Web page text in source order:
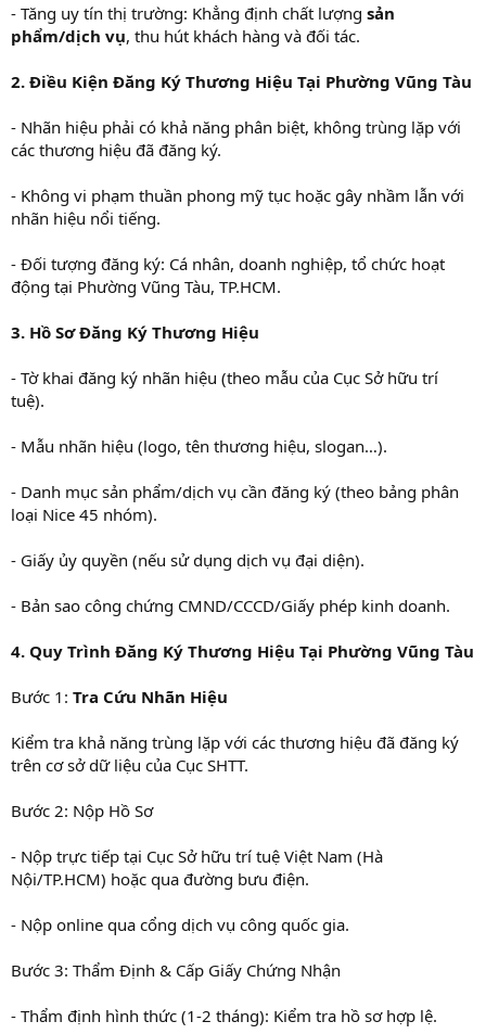
- Tăng uy tín thị trường: Khẳng định chất lượng sản
phẩm/dịch vụ, thu hút khách hàng và đối tác.
2. Điều Kiện Đăng Ký Thương Hiệu Tại Phường Vũng Tàu
- Nhãn hiệu phải có khả năng phân biệt, không trùng lặp với
các thương hiệu đã đăng ký.
- Không vi phạm thuần phong mỹ tục hoặc gây nhầm lẫn với
nhãn hiệu nổi tiếng.
- Đối tượng đăng ký: Cá nhân, doanh nghiệp, tổ chức hoạt
động tại Phường Vũng Tàu, TP.HCM.
3. Hồ Sơ Đăng Ký Thương Hiệu
- Tờ khai đăng ký nhãn hiệu (theo mẫu của Cục Sở hữu trí
tuệ).
- Mẫu nhãn hiệu (logo, tên thương hiệu, slogan…).
- Danh mục sản phẩm/dịch vụ cần đăng ký (theo bảng phân
loại Nice 45 nhóm).
- Giấy ủy quyền (nếu sử dụng dịch vụ đại diện).
- Bản sao công chứng CMND/CCCD/Giấy phép kinh doanh.
4. Quy Trình Đăng Ký Thương Hiệu Tại Phường Vũng Tàu
Bước 1: Tra Cứu Nhãn Hiệu
Kiểm tra khả năng trùng lặp với các thương hiệu đã đăng ký
trên cơ sở dữ liệu của Cục SHTT.
Bước 2: Nộp Hồ Sơ
- Nộp trực tiếp tại Cục Sở hữu trí tuệ Việt Nam (Hà
Nội/TP.HCM) hoặc qua đường bưu điện.
- Nộp online qua cổng dịch vụ công quốc gia.
Bước 3: Thẩm Định & Cấp Giấy Chứng Nhận
- Thẩm định hình thức (1-2 tháng): Kiểm tra hồ sơ hợp lệ.